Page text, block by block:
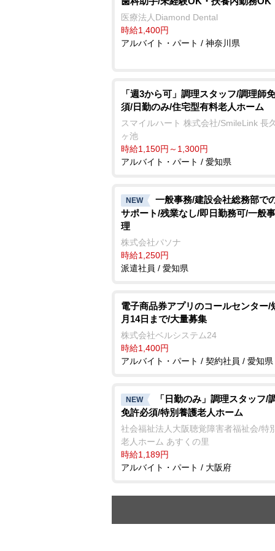
医療法人Diamond Dental
時給1,400円
アルバイト・パート / 神奈川県
「週3から可」調理スタッフ/調理師
須/日勤のみ/住宅型有料老人ホーム
スマイルハート 株式会社/SmileLink 長
ヶ池
時給1,150円～1,300円
アルバイト・パート / 愛知県
NEW
一般事務/建設会社総務部で
サポート/残業なし/即日勤務可/一般
理
株式会社パソナ
時給1,250円
派遣社員 / 愛知県
電子商品券アプリのコールセンター/
月14日まで/大量募集
株式会社ベルシステム24
時給1,400円
アルバイト・パート / 契約社員 / 愛知県
NEW
「日勤のみ」調理スタッフ/
免許必須/特別養護老人ホーム
社会福祉法人大阪聴覚障害者福祉会/特
老人ホーム あすくの里
時給1,189円
アルバイト・パート / 大阪府